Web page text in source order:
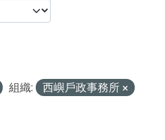
組織:
西嶼戶政事務所